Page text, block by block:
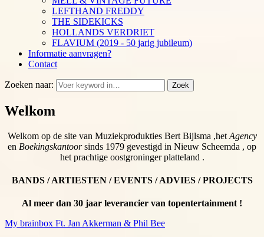
LEFTHAND FREDDY
THE SIDEKICKS
HOLLANDS VERDRIET
FLAVIUM (2019 - 50 jarig jubileum)
Informatie aanvragen?
Contact
Zoeken naar: Zoek
Welkom
Welkom op de site van Muziekprodukties Bert Bijlsma ,het Agency
en Boekingskantoorsinds 1979 gevestigd in Nieuw Scheemda , op
het prachtige oostgroninger platteland .
BANDS / ARTIESTEN / EVENTS / ADVIES / PROJECTS
Al meer dan 30 jaar leverancier van topentertainment !
My brainbox Ft. Jan Akkerman & Phil Bee